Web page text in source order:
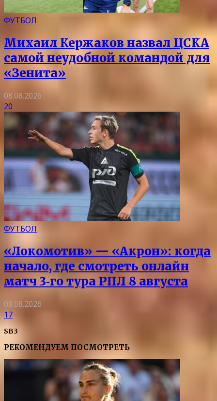
ФУТБОЛ
Михаил Кержаков назвал ЦСКА
самой неудобной командой для
«Зенита»
08.08.2026
20
ФУТБОЛ
«Локомотив» — «Акрон»: когда
начало, где смотреть онлайн
матч 3‑го тура РПЛ 8 августа
08.08.2026
17
SB3
РЕКОМЕНДУЕМ ПОСМОТРЕТЬ